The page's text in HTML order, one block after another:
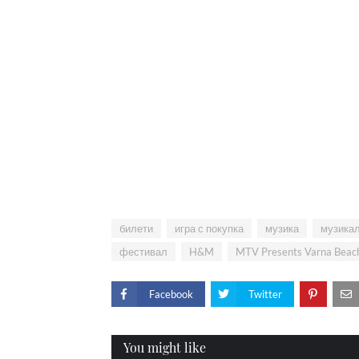
билети игра с покупка музика
фестивал
H&M MTV Presents Varna
Facebook Twitter
You might like